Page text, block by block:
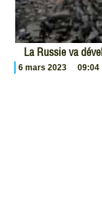
La Russie va
6 mars 2023 09:04